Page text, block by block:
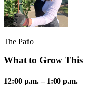
The Patio
What to Grow
12:00 p.m.– 1:00 p.m.